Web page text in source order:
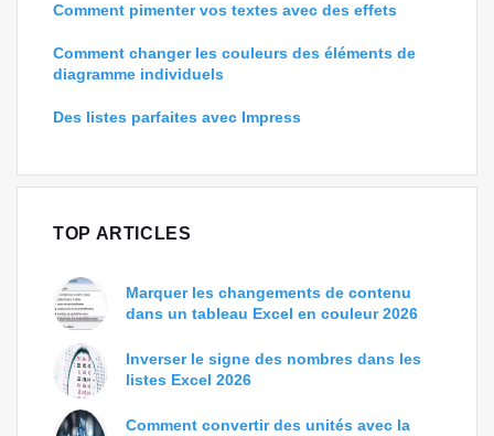
Comment pimenter vos textes avec des effets
Comment changer les couleurs des éléments de
diagramme individuels
Des listes parfaites avec Impress
TOP ARTICLES
Marquer les changements de contenu
dans un tableau Excel en couleur 2026
Inverser le signe des nombres dans les
listes Excel 2026
Comment convertir des unités avec la